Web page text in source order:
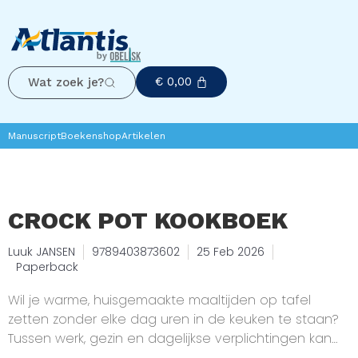
Wat zoek je? € 0,00
ManuscriptBoekenshopArtikelen
CROCK POT KOOKBOEK
Luuk JANSEN 9789403873602
25 Feb 2026
Paperback
Wil je warme, huisgemaakte maaltijden op tafel
zetten zonder elke dag uren in de keuken te staan?
Tussen werk, gezin en dagelijkse verplichtingen kan